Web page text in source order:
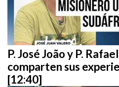
P. José João y P.
comparten sus
[12:40]